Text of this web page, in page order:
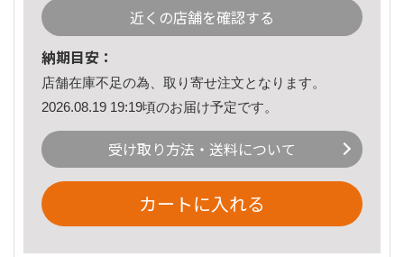
近くの店舗を確認する
納期目安：
店舗在庫不足の為、取り寄せ注文となります。
2026.08.19 19:19頃のお届け予定です。
受け取り方法・送料について
カートに入れる